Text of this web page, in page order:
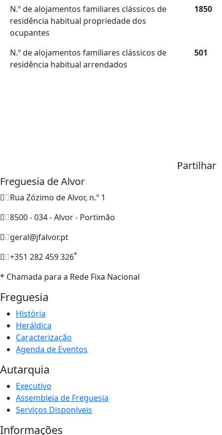
N.º de alojamentos familiares clássicos de
residência habitual propriedade dos
ocupantes
1850
N.º de alojamentos familiares clássicos de
residência habitual arrendados
501
Partilhar
Freguesia de Alvor
Rua Zózimo de Alvor, n.º 1
8500 - 034 - Alvor - Portimão
geral@jfalvor.pt
+351 282 459 326*
* Chamada para a Rede Fixa Nacional
Freguesia
História
Heráldica
Caracterização
Agenda de Eventos
Autarquia
Executivo
Assembleia de Freguesia
Serviços Disponíveis
Informações